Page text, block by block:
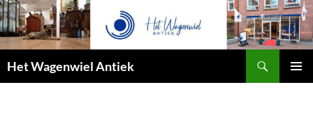
Het Wagenwiel Antiek